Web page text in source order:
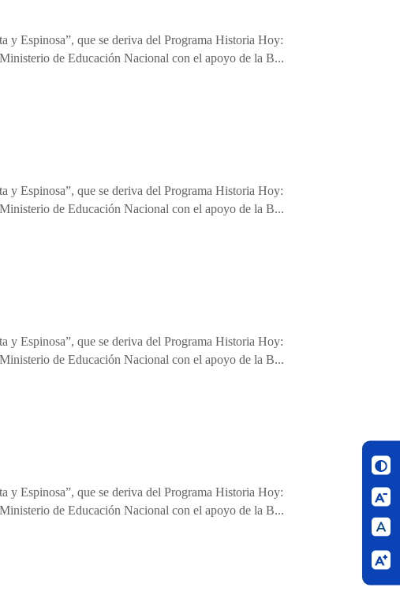
y Espinosa”, que se deriva del Programa Historia Hoy:
de Educación Nacional con el apoyo de la B...
y Espinosa”, que se deriva del Programa Historia Hoy:
de Educación Nacional con el apoyo de la B...
y Espinosa”, que se deriva del Programa Historia Hoy:
de Educación Nacional con el apoyo de la B...
y Espinosa”, que se deriva del Programa Historia Hoy:
de Educación Nacional con el apoyo de la B...